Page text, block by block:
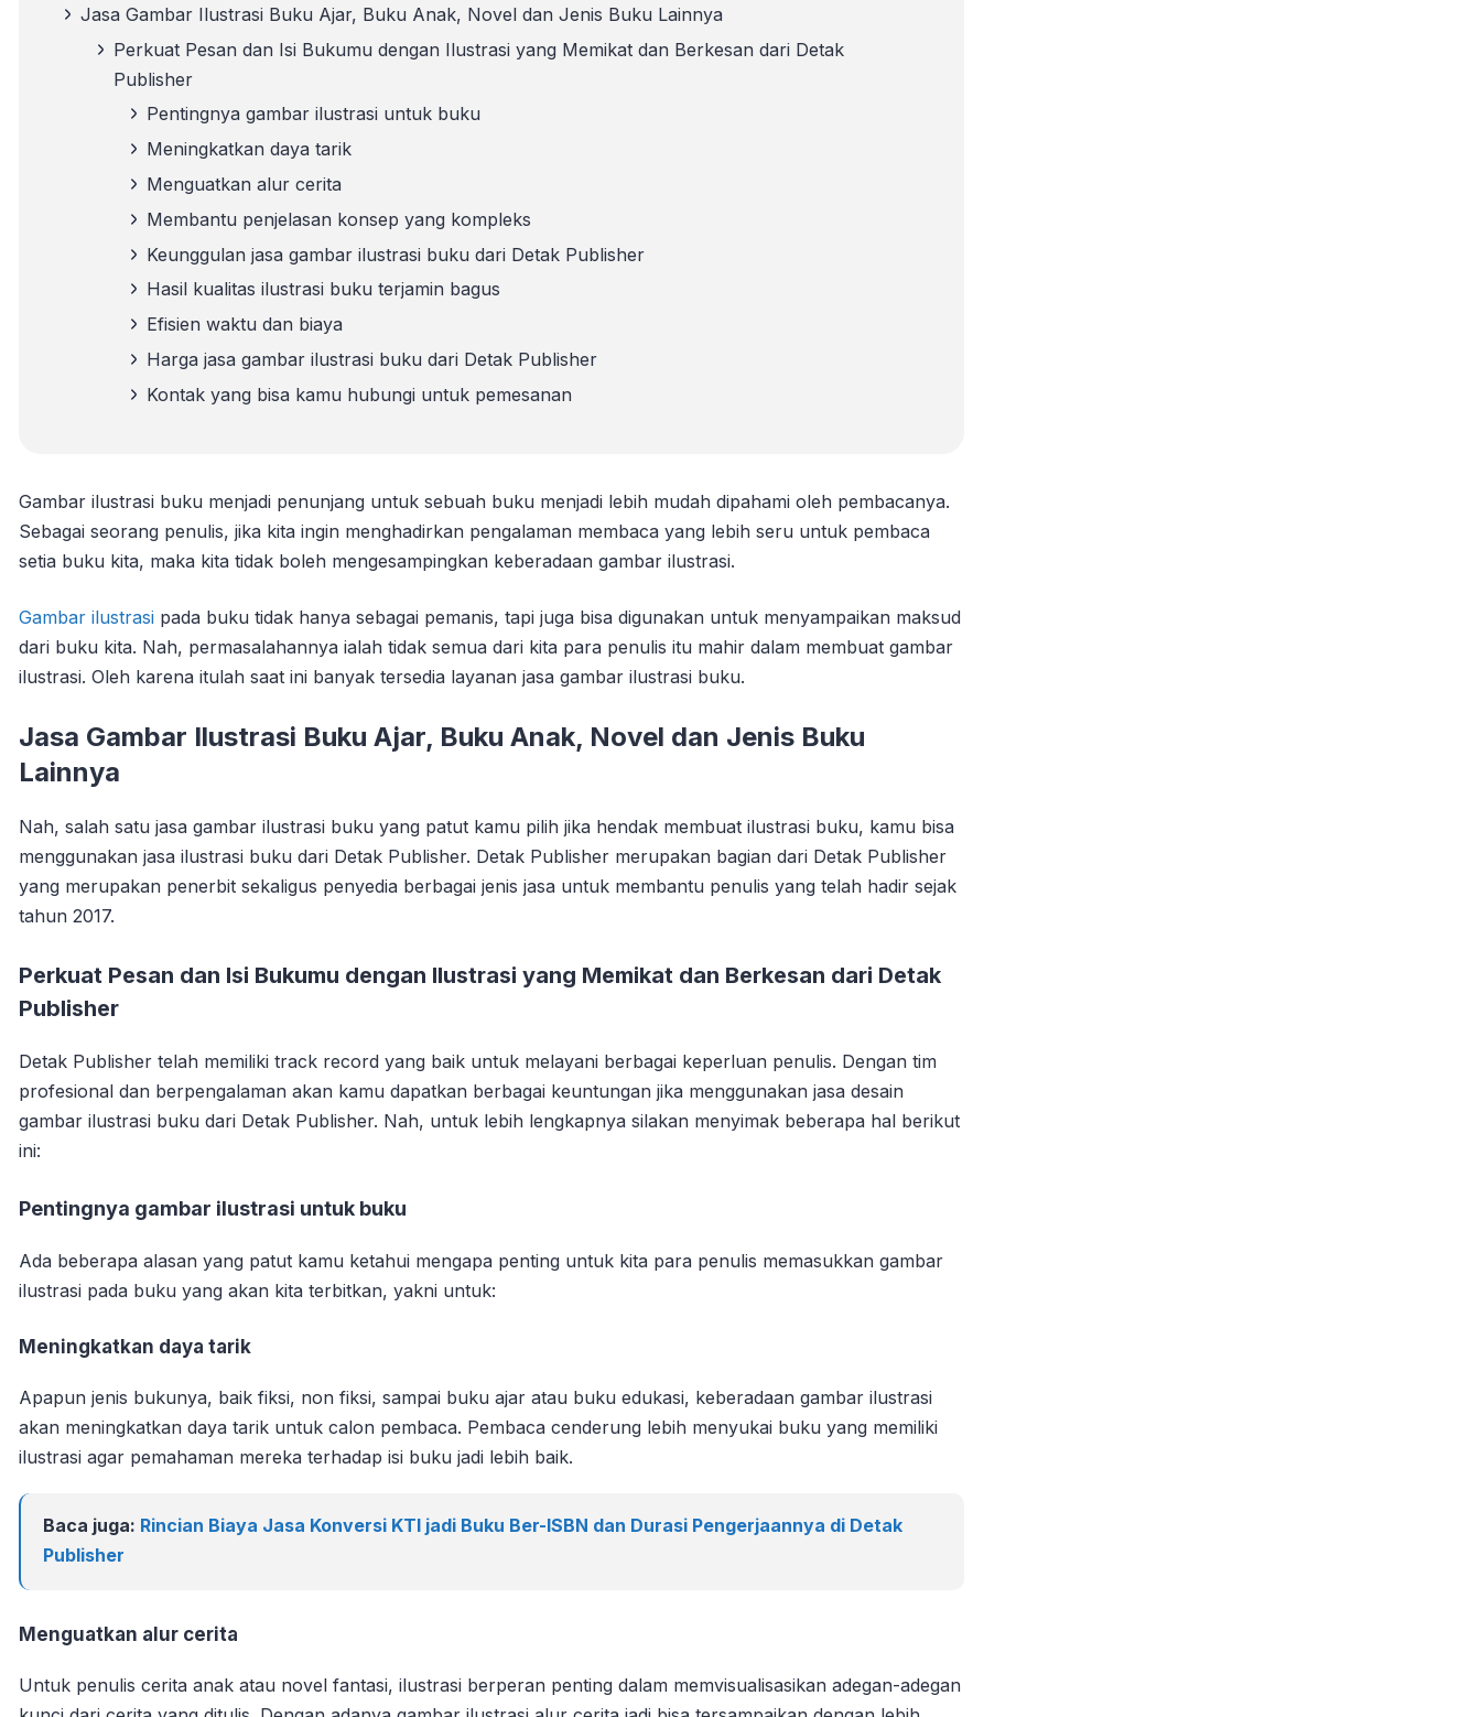
Jasa Gambar Ilustrasi Buku Ajar, Buku Anak, Novel dan Jenis Buku Lainnya
Perkuat Pesan dan Isi Bukumu dengan Ilustrasi yang Memikat dan Berkesan dari Detak
Publisher
Pentingnya gambar ilustrasi untuk buku
Meningkatkan daya tarik
Menguatkan alur cerita
Membantu penjelasan konsep yang kompleks
Keunggulan jasa gambar ilustrasi buku dari Detak Publisher
Hasil kualitas ilustrasi buku terjamin bagus
Efisien waktu dan biaya
Harga jasa gambar ilustrasi buku dari Detak Publisher
Kontak yang bisa kamu hubungi untuk pemesanan
Gambar ilustrasi buku menjadi penunjang untuk sebuah buku menjadi lebih mudah dipahami oleh pembacanya.
Sebagai seorang penulis, jika kita ingin menghadirkan pengalaman membaca yang lebih seru untuk pembaca
setia buku kita, maka kita tidak boleh mengesampingkan keberadaan gambar ilustrasi.
Gambar ilustrasi pada buku tidak hanya sebagai pemanis, tapi juga bisa digunakan untuk menyampaikan maksud
dari buku kita. Nah, permasalahannya ialah tidak semua dari kita para penulis itu mahir dalam membuat gambar
ilustrasi. Oleh karena itulah saat ini banyak tersedia layanan jasa gambar ilustrasi buku.
Jasa Gambar Ilustrasi Buku Ajar, Buku Anak, Novel dan Jenis Buku
Lainnya
Nah, salah satu jasa gambar ilustrasi buku yang patut kamu pilih jika hendak membuat ilustrasi buku, kamu bisa
menggunakan jasa ilustrasi buku dari Detak Publisher. Detak Publisher merupakan bagian dari Detak Publisher
yang merupakan penerbit sekaligus penyedia berbagai jenis jasa untuk membantu penulis yang telah hadir sejak
tahun 2017.
Perkuat Pesan dan Isi Bukumu dengan Ilustrasi yang Memikat dan Berkesan dari Detak
Publisher
Detak Publisher telah memiliki track record yang baik untuk melayani berbagai keperluan penulis. Dengan tim
profesional dan berpengalaman akan kamu dapatkan berbagai keuntungan jika menggunakan jasa desain
gambar ilustrasi buku dari Detak Publisher. Nah, untuk lebih lengkapnya silakan menyimak beberapa hal berikut
ini:
Pentingnya gambar ilustrasi untuk buku
Ada beberapa alasan yang patut kamu ketahui mengapa penting untuk kita para penulis memasukkan gambar
ilustrasi pada buku yang akan kita terbitkan, yakni untuk:
Meningkatkan daya tarik
Apapun jenis bukunya, baik fiksi, non fiksi, sampai buku ajar atau buku edukasi, keberadaan gambar ilustrasi
akan meningkatkan daya tarik untuk calon pembaca. Pembaca cenderung lebih menyukai buku yang memiliki
ilustrasi agar pemahaman mereka terhadap isi buku jadi lebih baik.
Baca juga: Rincian Biaya Jasa Konversi KTI jadi Buku Ber-ISBN dan Durasi Pengerjaannya di Detak
Publisher
Menguatkan alur cerita
Untuk penulis cerita anak atau novel fantasi, ilustrasi berperan penting dalam memvisualisasikan adegan-adegan